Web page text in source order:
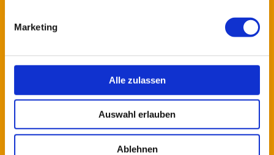
Marketing
Alle zulassen
Auswahl erlauben
Ablehnen
Plattlinger Straße 29
info@fachklinik-osterhofen.de
WIE KÖNNEN WIR IHNEN HELFEN?
Schicken Sie uns eine Nachricht über unser